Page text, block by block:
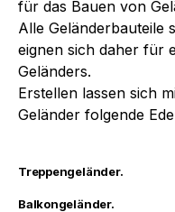
für das Bauen von
Alle Geländerbauteile
eignen sich daher für
Geländers.
Erstellen lassen sich
Geländer folgende
Treppengeländer.
Balkongeländer.